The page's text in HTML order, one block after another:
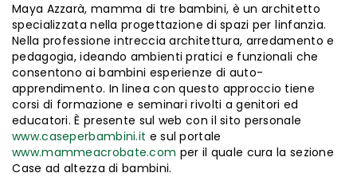
Maya Azzarà, mamma di tre bambini, è un architetto
specializzata nella progettazione di spazi per linfanzia.
Nella professione intreccia architettura, arredamento e
pedagogia, ideando ambienti pratici e funzionali che
consentono ai bambini esperienze di auto-
apprendimento. In linea con questo approccio tiene
corsi di formazione e seminari rivolti a genitori ed
educatori. È presente sul web con il sito personale
www.caseperbambini.it e sul portale
www.mammeacrobate.com per il quale cura la sezione
Case ad altezza di bambini.